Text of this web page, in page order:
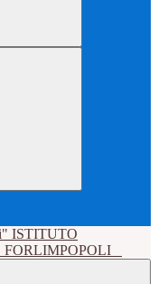
ISTITUTO
FORLIMPOPOLI